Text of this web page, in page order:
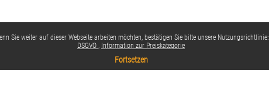
Sie weiter auf dieser Webseite arbeiten möchten, bestätigen Sie bitte unsere Nutzungsrichtlinie:
DSGVO
Information zur Preiskategorie
Fortsetzen